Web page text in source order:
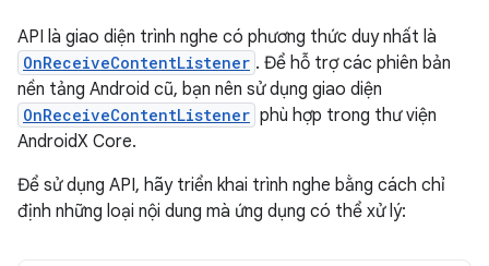
API là giao diện trình nghe có phương thức duy nhất là
OnReceiveContentListener . Để hỗ trợ các phiên bản
nền tảng Android cũ, bạn nên sử dụng giao diện
OnReceiveContentListener phù hợp trong thư viện
AndroidX Core.
Để sử dụng API, hãy triển khai trình nghe bằng cách chỉ
định những loại nội dung mà ứng dụng có thể xử lý: